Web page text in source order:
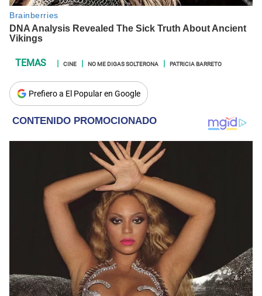
CINE NO ME DIGAS SOLTERONA PATRICIA BARRETO
Prefiero a El Popular en Google